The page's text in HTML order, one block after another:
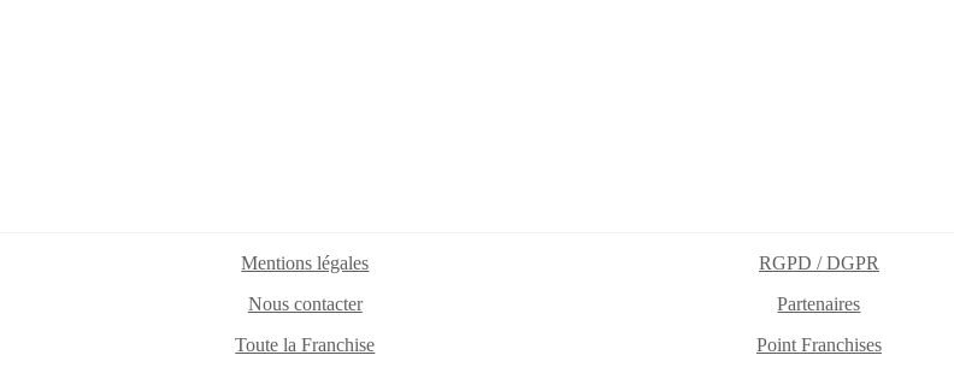
Mentions légales RGPD / DGPR
Nous contacter
Partenaires
Toute la Franchise
Point Franchises